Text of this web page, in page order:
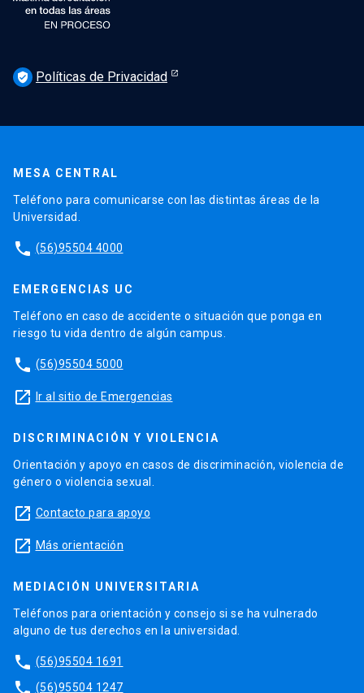
verified_user Políticas de Privacidad
MESA CENTRAL
Teléfono para comunicarse con las distintas áreas de la
Universidad.
phone (56)95504 4000
EMERGENCIAS UC
Teléfono en caso de accidente o situación que ponga en
riesgo tu vida dentro de algún campus.
phone (56)95504 5000
launch Ir al sitio de Emergencias
DISCRIMINACIÓN Y VIOLENCIA
Orientación y apoyo en casos de discriminación, violencia de
género o violencia sexual.
launch Contacto para apoyo
launch Más orientación
MEDIACIÓN UNIVERSITARIA
Teléfonos para orientación y consejo si se ha vulnerado
alguno de tus derechos en la universidad.
phone (56)95504 1691
phone (56)95504 1247